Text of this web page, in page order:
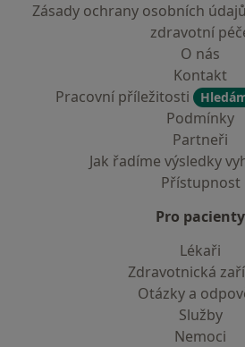
Zásady ochrany osobních
zdravotní
O nás
Kontakt
Pracovní příležitosti
Podmínky
Partneři
Jak řadíme výsledky
Přístupnost
Pro pacienty
Lékaři
Zdravotnická
Otázky a
Služby
Nemoci